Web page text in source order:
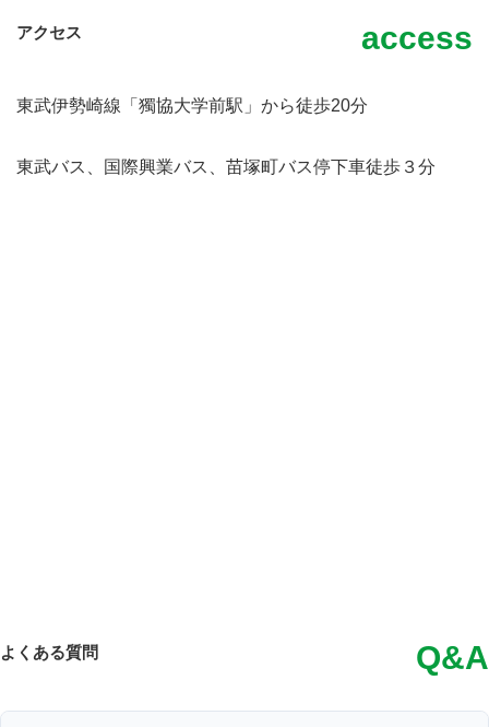
アクセス access
東武伊勢崎線「獨協大学前駅」から徒歩20分
東武バス、国際興業バス、苗塚町バス停下車徒歩３分
よくある質問 Q&A